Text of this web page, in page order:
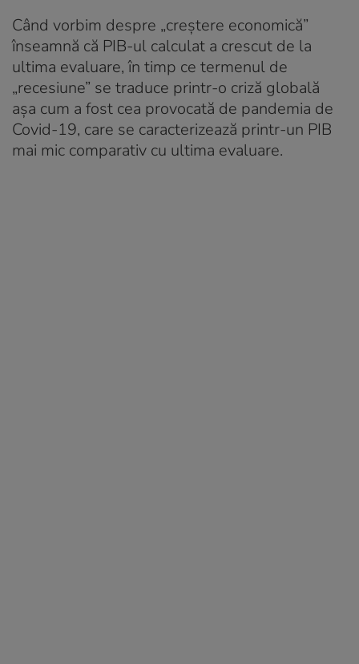
Când vorbim despre „creștere economică”
înseamnă că PIB-ul calculat a crescut de la
ultima evaluare, în timp ce termenul de
„recesiune” se traduce printr-o criză globală
așa cum a fost cea provocată de pandemia de
Covid-19, care se caracterizează printr-un PIB
mai mic comparativ cu ultima evaluare.